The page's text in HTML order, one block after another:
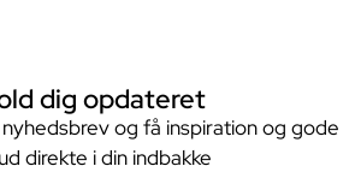
dig opdateret
og få inspiration og gode
direkte i din indbakke